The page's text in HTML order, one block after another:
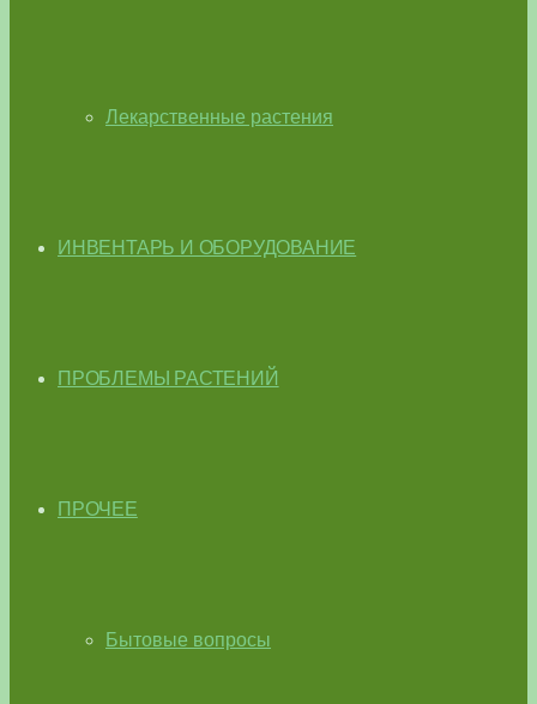
Лекарственные растения
ИНВЕНТАРЬ И ОБОРУДОВАНИЕ
ПРОБЛЕМЫ РАСТЕНИЙ
ПРОЧЕЕ
Бытовые вопросы